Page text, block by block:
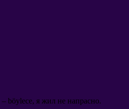
– böylece, я жил не напрасно.